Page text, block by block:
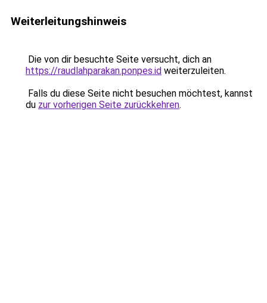
Weiterleitungshinweis
Die von dir besuchte Seite versucht, dich an
https://raudlahparakan.ponpes.id weiterzuleiten.
Falls du diese Seite nicht besuchen möchtest, kannst
du zur vorherigen Seite zurückkehren.